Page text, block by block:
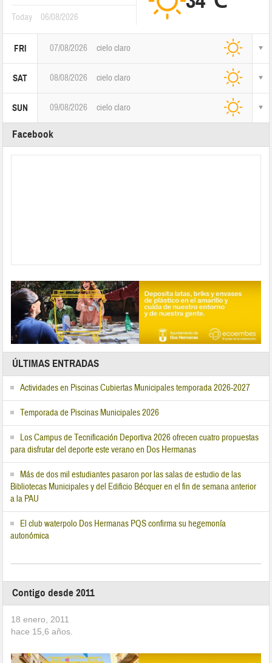
Today 06/08/2026
FRI 07/08/2026 cielo claro
SAT 08/08/2026 cielo claro
SUN 09/08/2026 cielo claro
Facebook
ÚLTIMAS ENTRADAS
Actividades en Piscinas Cubiertas Municipales temporada 2026-2027
Temporada de Piscinas Municipales 2026
Los Campus de Tecnificación Deportiva 2026 ofrecen cuatro propuestas
para disfrutar del deporte este verano en Dos Hermanas
Más de dos mil estudiantes pasaron por las salas de estudio de las
Bibliotecas Municipales y del Edificio Bécquer en el fin de semana anterior
a la PAU
El club waterpolo Dos Hermanas PQS confirma su hegemonía
autonómica
Contigo desde 2011
18 enero, 2011
hace 15,6 años.